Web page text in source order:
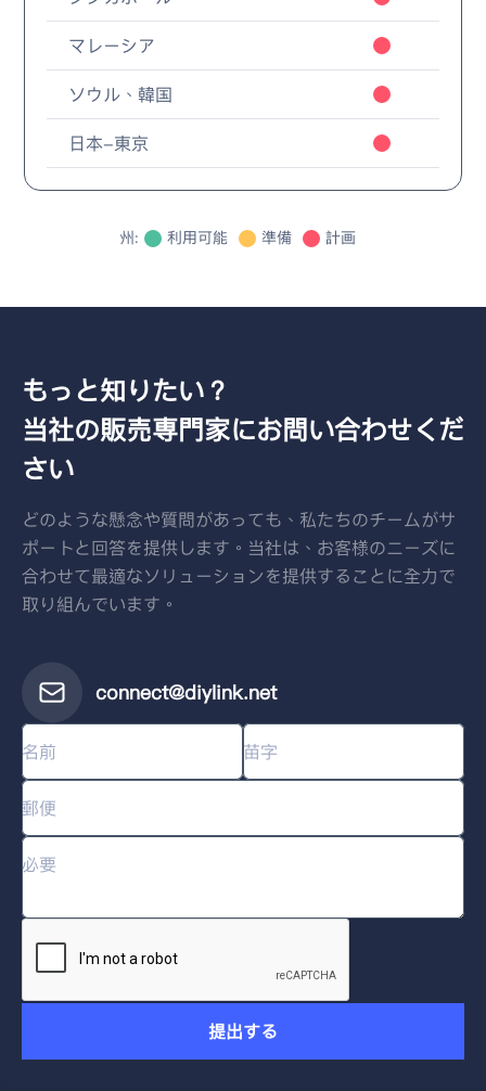
マレーシア
ソウル、韓国
日本-東京
州: 利用可能 準備 計画
もっと知りたい？
当社の販売専門家にお問い合わせくだ
さい
どのような懸念や質問があっても、私たちのチームがサ
ポートと回答を提供します。当社は、お客様のニーズに
合わせて最適なソリューションを提供することに全力で
取り組んでいます。
connect@diylink.net
提出する